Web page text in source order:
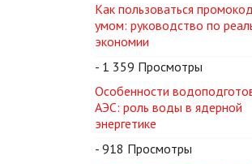
Как пользоваться
умом: руководство по
экономии
- 1 359 Просмотры
Особенности
АЭС: роль воды в ядерной
энергетике
- 918 Просмотры